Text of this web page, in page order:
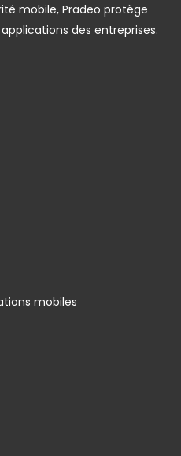
mobile, Pradeo protège
des entreprises.
mobiles